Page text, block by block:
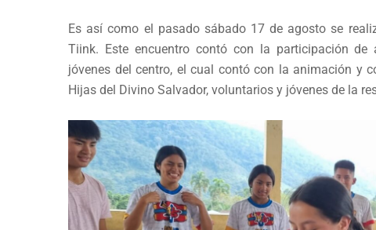
Es así como el pasado sábado 17 de agosto se
Tiink. Este encuentro contó con la participación de
jóvenes del centro, el cual contó con la animación y
Hijas del Divino Salvador, voluntarios y jóvenes de la